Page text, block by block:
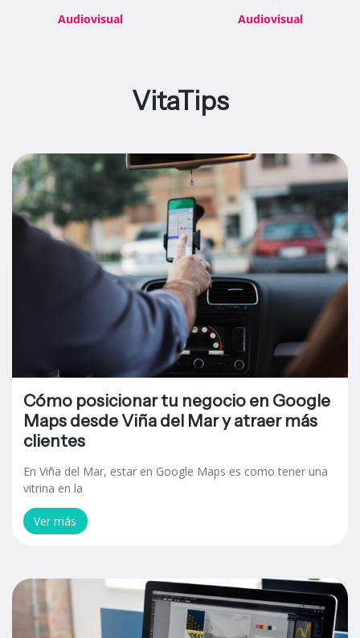
Audiovisual Audiovisual
VitaTips
Cómo posicionar tu negocio en Google
Maps desde Viña del Mar y atraer más
clientes
En Viña del Mar, estar en Google Maps es como tener una
vitrina en la
Ver más